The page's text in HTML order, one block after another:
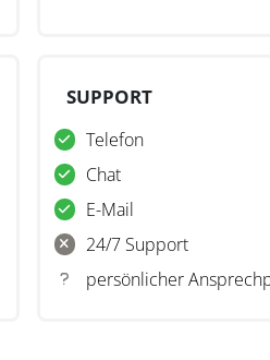
SUPPORT
Telefon
Chat
E-Mail
24/7 Support
persönlicher